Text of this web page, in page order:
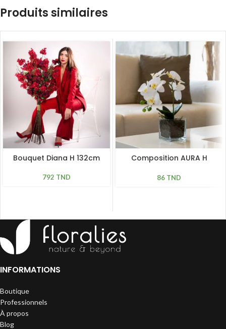
Produits similaires
Bouquet Diana H 132cm
792 TND
Composition AURA H
86 TND
INFORMATIONS
Boutique
Professionnels
À propos
Blog